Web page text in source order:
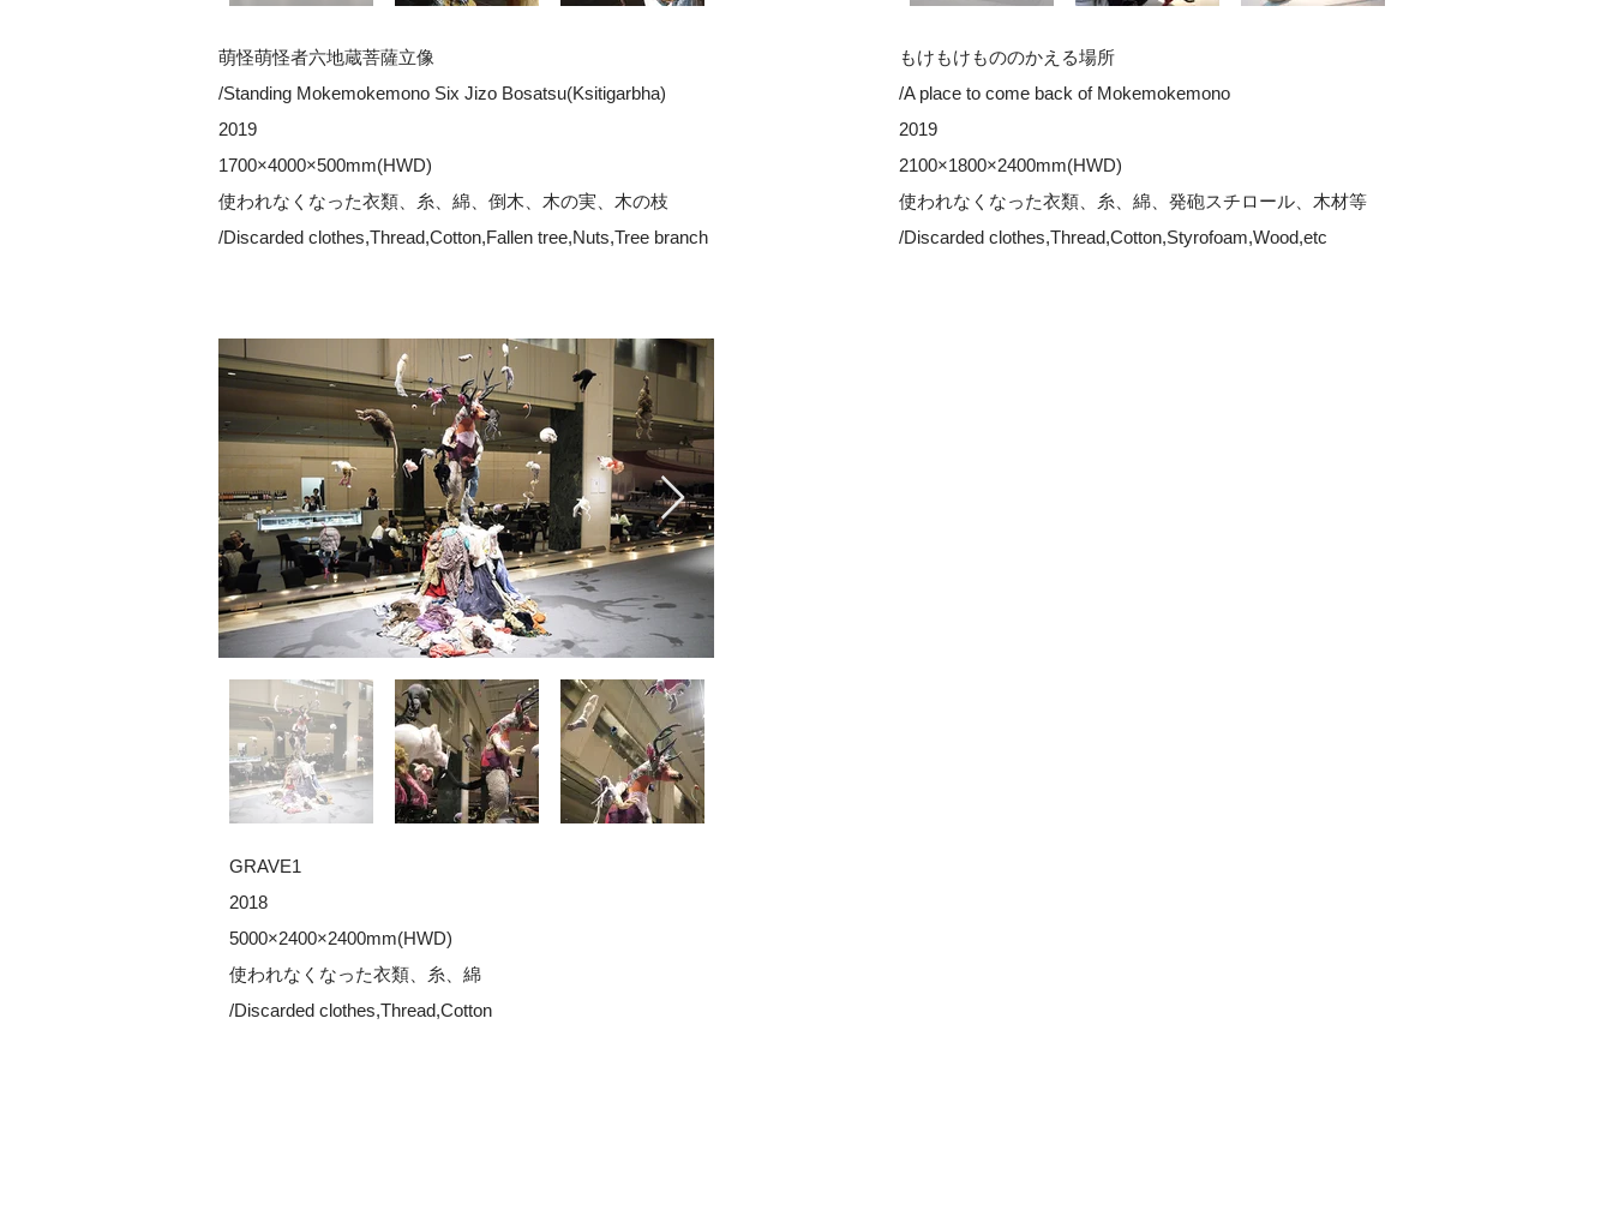
萌怪萌怪者六地蔵菩薩立像
/Standing Mokemokemono Six Jizo Bosatsu(Ksitigarbha)
2019
1700×4000×500mm(HWD)
使われなくなった衣類、糸、綿、倒木、木の実、木の枝
/Discarded clothes,Thread,Cotton,Fallen tree,Nuts,Tree branch
もけもけもののかえる場所
/A place to come back of Mokemokemono
2019
2100×1800×2400mm(HWD)
使われなくなった衣類、糸、綿、発砲スチロール、木材等
/Discarded clothes,Thread,Cotton,Styrofoam,Wood,etc
GRAVE1
2018
5000×2400×2400mm(HWD)
使われなくなった衣類、糸、綿
/Discarded clothes,Thread,Cotton